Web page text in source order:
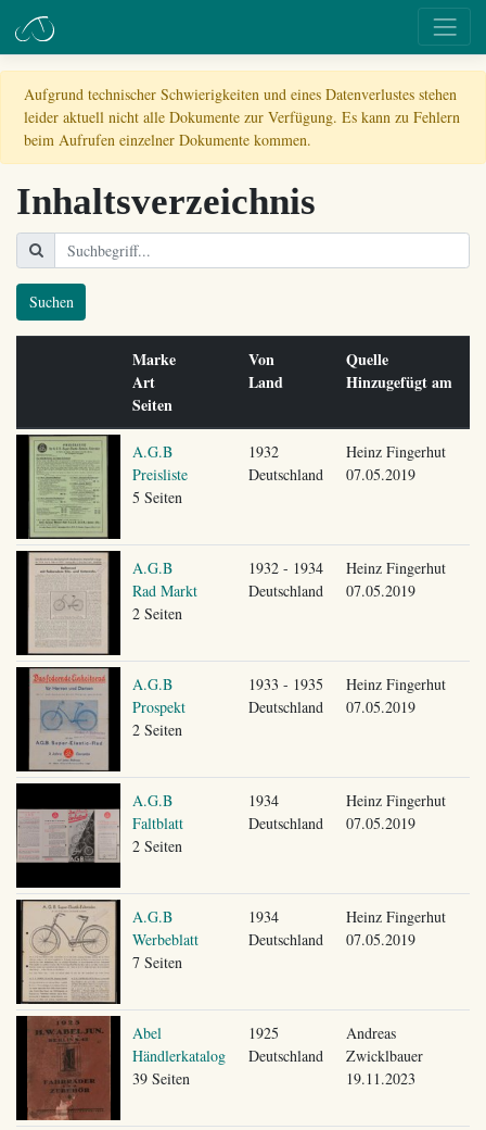
Aufgrund technischer Schwierigkeiten und eines Datenverlustes stehen
leider aktuell nicht alle Dokumente zur Verfügung. Es kann zu Fehlern
beim Aufrufen einzelner Dokumente kommen.
Inhaltsverzeichnis
Suchen
Marke
Art
Seiten
Von
Land
Quelle
Hinzugefügt am
A.G.B
Preisliste
5 Seiten
1932
Deutschland
Heinz Fingerhut
07.05.2019
A.G.B
Rad Markt
2 Seiten
1932 - 1934
Deutschland
Heinz Fingerhut
07.05.2019
A.G.B
Prospekt
2 Seiten
1933 - 1935
Deutschland
Heinz Fingerhut
07.05.2019
A.G.B
Faltblatt
2 Seiten
1934
Deutschland
Heinz Fingerhut
07.05.2019
A.G.B
Werbeblatt
7 Seiten
1934
Deutschland
Heinz Fingerhut
07.05.2019
Abel
Händlerkatalog
39 Seiten
1925
Deutschland
Andreas
Zwicklbauer
19.11.2023